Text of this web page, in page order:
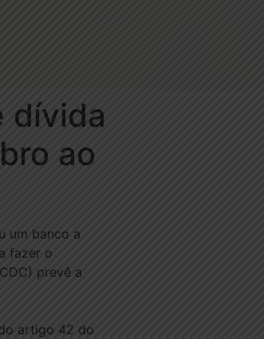
dívida
ao
um banco a
fazer o
prevê a
artigo 42 do